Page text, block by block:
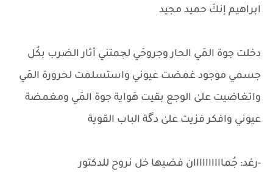
ابراهيم إنكَ حميد مجيد
دخلت جوة المَي الحار وجروحَي لچمتني أثار الضرب بكُل
جسمي موجود غمضت عيوني واستسلمت لحرورة المَي
واتغاضيت علىٰ الوجع بقيت هَواية جوة المَي ومغمضة
عيوني وافكر فزيت علىٰ دگة الباب القوية
-رغد: جُماااااااااان فضيها خل نروح للدكتور